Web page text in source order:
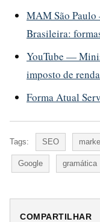
MAM São Paulo
Brasileira:
YouTube —
imposto de renda
Forma Atual
Tags: SEO
Google gramática
COMPARTILHAR